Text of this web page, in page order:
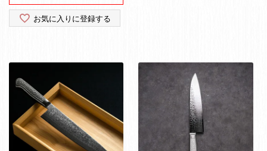
お気に入りに登録する